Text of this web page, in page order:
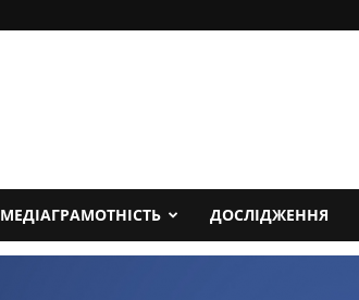
МЕДІАГРАМОТНІСТЬ ДОСЛІДЖЕННЯ